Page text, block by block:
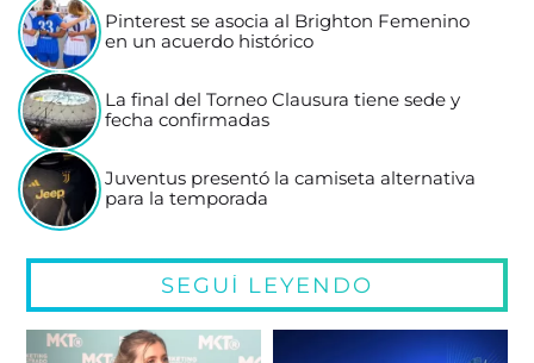
Pinterest se asocia al Brighton Femenino
en un acuerdo histórico
La final del Torneo Clausura tiene sede y
fecha confirmadas
Juventus presentó la camiseta alternativa
para la temporada
SEGUÍ LEYENDO